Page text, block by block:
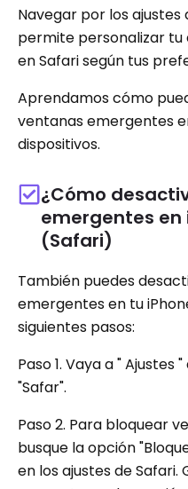
Navegar por los ajustes
permite personalizar tu
en Safari según tus
Aprendamos cómo
ventanas emergentes
dispositivos.
¿Cómo
emergentes en
(Safari)
También puedes
emergentes en tu
siguientes pasos:
Paso 1. Vaya a " Ajustes
"Safar".
Paso 2. Para bloquear
busque la opción
en los ajustes de